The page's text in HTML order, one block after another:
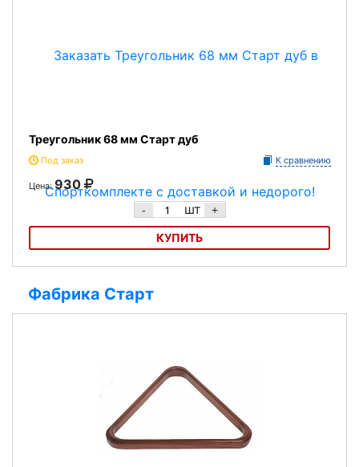
Треугольник 68 мм Старт дуб
Под заказ К сравнению
Цена:930
- шт +
КУПИТЬ
Фабрика Старт